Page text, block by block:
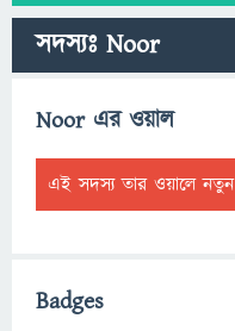
সদস্যঃ Noor
Noor এর ওয়াল
এই সদস্য তার ওয়ালে
Badges